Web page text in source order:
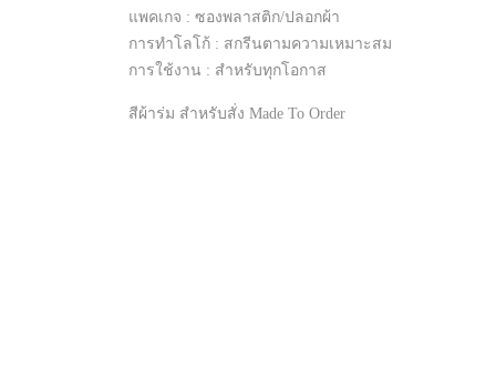
แพคเกจ : ซองพลาสติก/ปลอกผ้า
การทำโลโก้ : สกรีนตามความเหมาะสม
การใช้งาน : สำหรับทุกโอกาส
สีผ้าร่ม สำหรับสั่ง Made To Order